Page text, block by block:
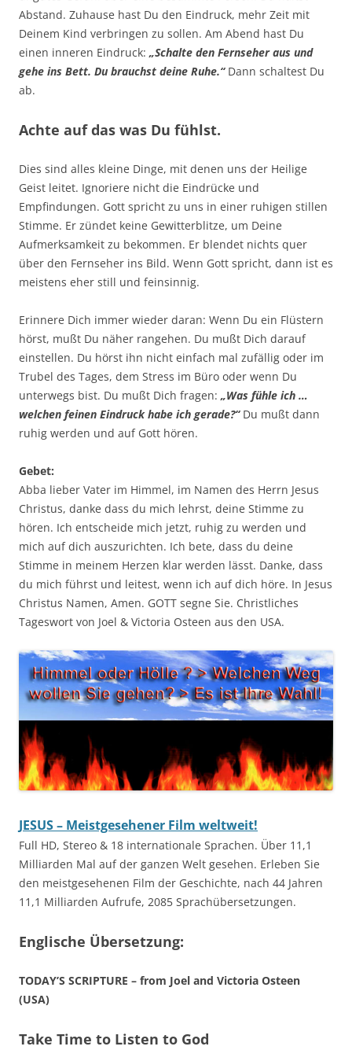
Abstand. Zuhause hast Du den Eindruck, mehr Zeit mit
Deinem Kind verbringen zu sollen. Am Abend hast Du
einen inneren Eindruck: „Schalte den Fernseher aus und
gehe ins Bett. Du brauchst deine Ruhe.“Dann schaltest Du
ab.
Achte auf das was Du fühlst.
Dies sind alles kleine Dinge, mit denen uns der Heilige
Geist leitet. Ignoriere nicht die Eindrücke und
Empfindungen. Gott spricht zu uns in einer ruhigen stillen
Stimme. Er zündet keine Gewitterblitze, um Deine
Aufmerksamkeit zu bekommen. Er blendet nichts quer
über den Fernseher ins Bild. Wenn Gott spricht, dann ist es
meistens eher still und feinsinnig.
Erinnere Dich immer wieder daran: Wenn Du ein Flüstern
hörst, mußt Du näher rangehen. Du mußt Dich darauf
einstellen. Du hörst ihn nicht einfach mal zufällig oder im
Trubel des Tages, dem Stress im Büro oder wenn Du
unterwegs bist. Du mußt Dich fragen: „Was fühle ich …
welchen feinen Eindruck habe ich gerade?“Du mußt dann
ruhig werden und auf Gott hören.
Gebet:
Abba lieber Vater im Himmel, im Namen des Herrn Jesus
Christus, danke dass du mich lehrst, deine Stimme zu
hören. Ich entscheide mich jetzt, ruhig zu werden und
mich auf dich auszurichten. Ich bete, dass du deine
Stimme in meinem Herzen klar werden lässt. Danke, dass
du mich führst und leitest, wenn ich auf dich höre. In Jesus
Christus Namen, Amen. GOTT segne Sie. Christliches
Tageswort von Joel & Victoria Osteen aus den USA.
JESUS – Meistgesehener Film weltweit!
Full HD, Stereo & 18 internationale Sprachen. Über 11,1
Milliarden Mal auf der ganzen Welt gesehen. Erleben Sie
den meistgesehenen Film der Geschichte, nach 44 Jahren
11,1 Milliarden Aufrufe, 2085 Sprachübersetzungen.
Englische Übersetzung:
TODAY’S SCRIPTURE – from Joel and Victoria Osteen
(USA)
Take Time to Listen to God